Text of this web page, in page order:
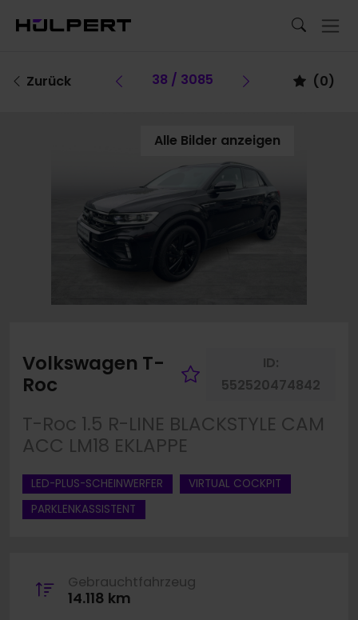
Zurück Vorheriges Fahrzeug
38 / 3085 Vorheriges
(0)
Alle Bilder anzeigen
Volkswagen T-
Roc
Fahrzeug
ID:
552520474842
T-Roc 1.5 R-LINE BLACKSTYLE CAM
ACC LM18 EKLAPPE
LED-PLUS-SCHEINWERFER
VIRTUAL COCKPIT
PARKLENKASSISTENT
Gebrauchtfahrzeug
14.118 km